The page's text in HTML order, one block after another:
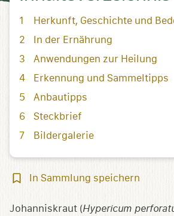
Herkunft, Geschichte und
In der Ernährung
Anwendungen zur Heilung
Erkennung und Sammeltipps
Anbautipps
Steckbrief
Bildergalerie
In
speichern
In Sammlung speichern
Johanniskraut (Hypericum